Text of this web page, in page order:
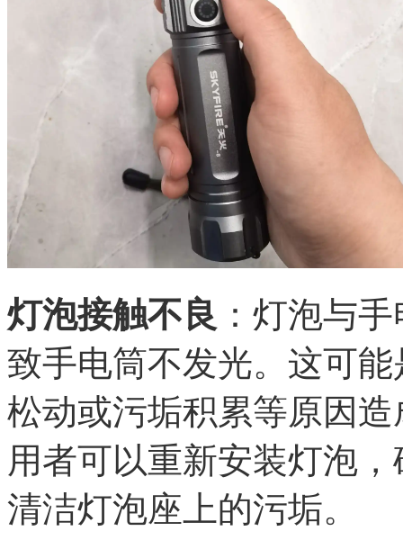
灯泡接触不良 ：灯泡与
致手电筒不发光。这可
松动或污垢积累等原因
用者可以重新安装灯泡
清洁灯泡座上的污垢。